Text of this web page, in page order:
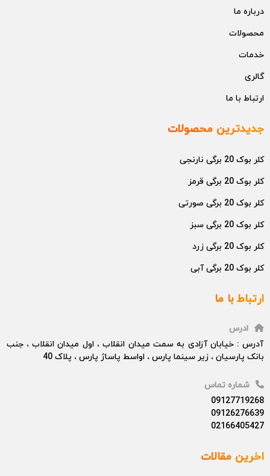
درباره ما
محصولات
خدمات
گالری
ارتباط با ما
جدیدترین محصولات
کلر بوک 20 برگی نارنجی
کلر بوک 20 برگی قرمز
کلر بوک 20 برگی صورتی
کلر بوک 20 برگی سبز
کلر بوک 20 برگی زرد
کلر بوک 20 برگی آبی
ارتباط با ما
ادرس
آدرس : خیابان آزادی به سمت میدان انقلاب ، اول میدان انقلاب ، جنب
بانک پارسیان ، زیر سینما پارس ، اواسط پاساژ پارس ، پلاک 40
شماره تماس
09127719268
09126276639
02166405427
اخرین مقالات